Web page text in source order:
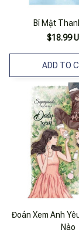
Bí Mật
$18.99
ADD TO
Đoán Xem Anh
Nào